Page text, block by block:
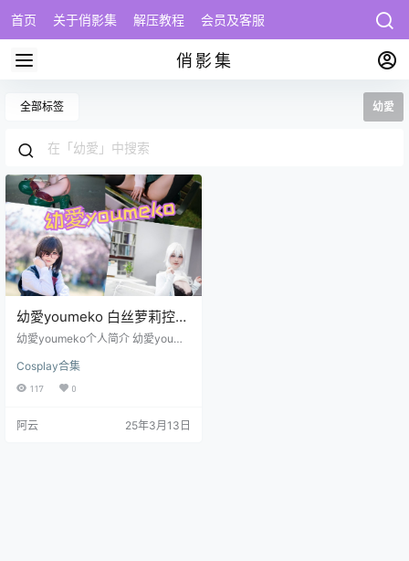
首页 关于俏影集 解压教程 会员及客服
俏影集
全部标签 幼愛
幼愛youmeko 白丝萝莉控
写真图包合集下载
幼愛youmeko个人简介 幼愛youme
位备受瞩目的日系美女模特。她以
其清纯可爱的外貌和独特的日系风
充满热情，凭借出色的表现力和亲
Cosplay合集
117 0
阿云 25年3月13日